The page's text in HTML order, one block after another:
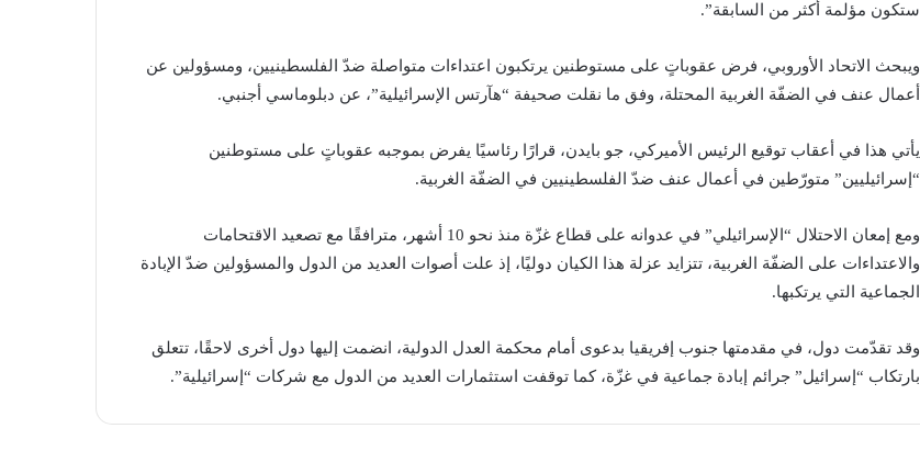
ستكون مؤلمة أكثر من السابقة”.
ويبحث الاتحاد الأوروبي، فرض عقوباتٍ على مستوطنين يرتكبون اعتداءات متواصلة ضدّ الفلسطينيين، ومسؤولين عن
أعمال عنف في الضفّة الغربية المحتلة، وفق ما نقلت صحيفة “هآرتس الإسرائيلية”، عن دبلوماسي أجنبي.
يأتي هذا في أعقاب توقيع الرئيس الأميركي، جو بايدن، قرارًا رئاسيًا يفرض بموجبه عقوباتٍ على مستوطنين
“إسرائيليين” متورّطين في أعمال عنف ضدّ الفلسطينيين في الضفّة الغربية.
ومع إمعان الاحتلال “الإسرائيلي” في عدوانه على قطاع غزّة منذ نحو 10 أشهر، مترافقًا مع تصعيد الاقتحامات
والاعتداءات على الضفّة الغربية، تتزايد عزلة هذا الكيان دوليًا، إذ علت أصوات العديد من الدول والمسؤولين ضدّ الإبادة
الجماعية التي يرتكبها.
وقد تقدّمت دول، في مقدمتها جنوب إفريقيا بدعوى أمام محكمة العدل الدولية، انضمت إليها دول أخرى لاحقًا، تتعلق
بارتكاب “إسرائيل” جرائم إبادة جماعية في غزّة، كما توقفت استثمارات العديد من الدول مع شركات “إسرائيلية”.